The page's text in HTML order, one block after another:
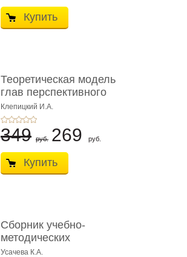
Купить
Теоретическая модель
глав перспективного
УК о ...
Клепицкий И.А.
349 руб. 269 руб.
Купить
Сборник учебно-
методических
материалов по кур ...
Усачева К.А.